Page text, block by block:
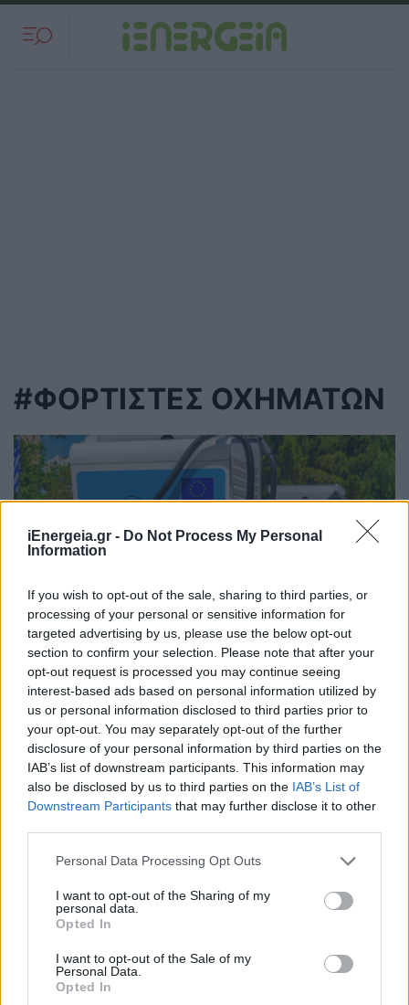
iEnergeia.gr - Do Not Process My Personal
Information
If you wish to opt-out of the sale, sharing to third parties, or
processing of your personal or sensitive information for
targeted advertising by us, please use the below opt-out
section to confirm your selection. Please note that after your
opt-out request is processed you may continue seeing
interest-based ads based on personal information utilized by
us or personal information disclosed to third parties prior to
your opt-out. You may separately opt-out of the further
disclosure of your personal information by third parties on the
IAB’s list of downstream participants. This information may
also be disclosed by us to third parties on the IAB’s List of
Downstream Participants that may further disclose it to other
Personal Data Processing Opt Outs
I want to opt-out of the Sharing of my
personal data.
Opted In
I want to opt-out of the Sale of my
Personal Data.
Opted In
#ΦΟΡΤΙΣΤΕΣ ΟΧΗΜΑΤΩΝ
ΔΕΗ - PPC blue Ρουμανίας:
Εγκαθιστούν 106 σημεία ταχείας και
υπερταχείας φόρτισης σε μεγάλες
ευρωπαϊκές διαδρομές με
Ευρωπαϊκή χρηματοδότηση
ΝΕΕΣ ΤΕΧΝΟΛΟΓΙΕΣ
21/05/2026 - 12:47